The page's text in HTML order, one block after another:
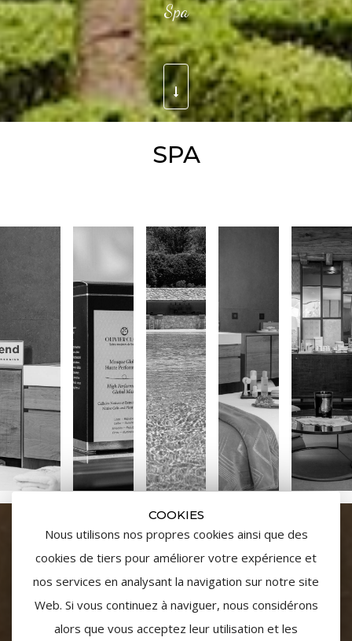
Spa
SPA
COOKIES
Nous utilisons nos propres cookies ainsi que des
cookies de tiers pour améliorer votre expérience et
nos services en analysant la navigation sur notre site
Web. Si vous continuez à naviguer, nous considérons
alors que vous acceptez leur utilisation et les